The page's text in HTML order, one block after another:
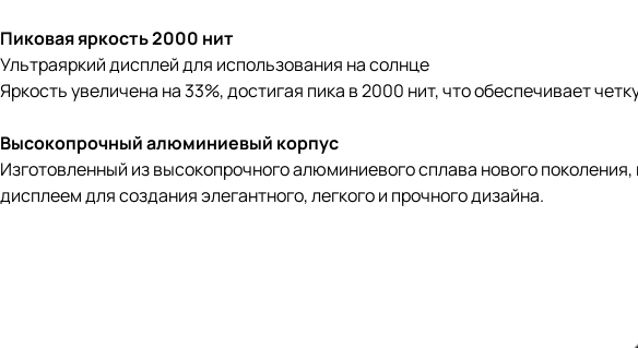
Пиковая яркость 2000 нит
Ультраяркий дисплей для использования на солнце
Яркость увеличена на 33%, достигая пика в 2000 нит, что обеспечивает
Высокопрочный алюминиевый корпус
Изготовленный из высокопрочного алюминиевого сплава нового
дисплеем для создания элегантного, легкого и прочного дизайна.